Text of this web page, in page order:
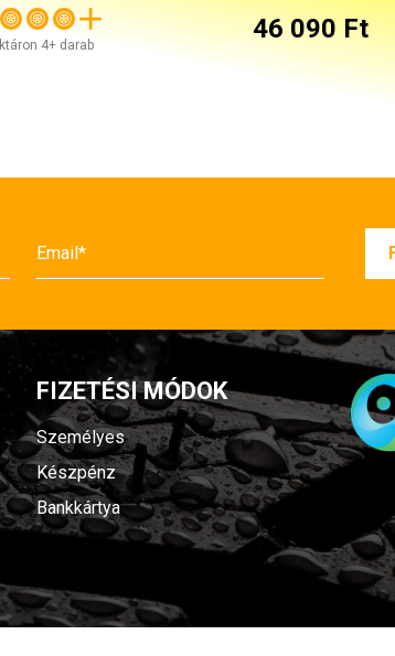
4+ darab
46 090 Ft
FIZETÉSI MÓDOK
Személyes
Készpénz
Bankkártya